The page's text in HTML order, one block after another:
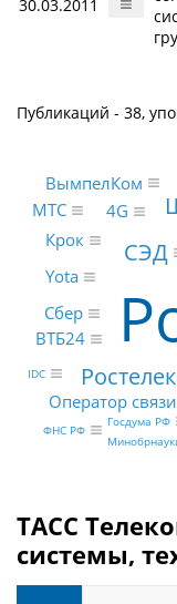
30.03.2011
Публикаций - 38,
СЭД
Оператор связи
4G
МТС
Крок
ВымпелКом
Yota
Сбер
ВТБ24
ФНС РФ
Госдума РФ
IDC
ТАСС
системы,